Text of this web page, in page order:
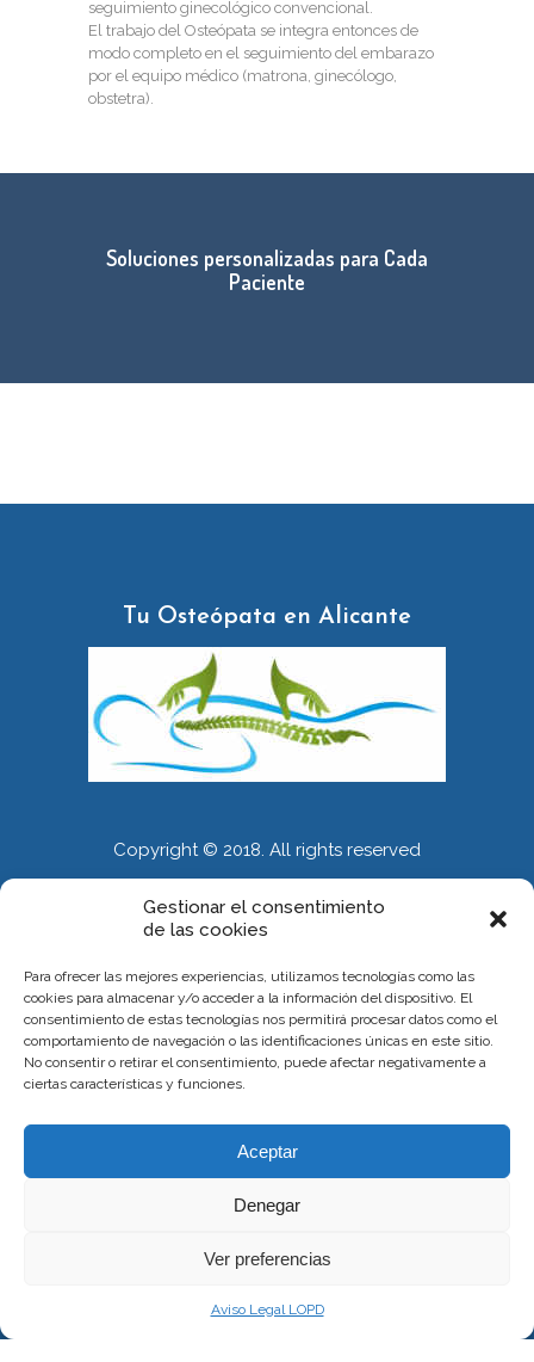
Gestionar el consentimiento
de las cookies
Para ofrecer las mejores experiencias, utilizamos tecnologías como las
cookies para almacenar y/o acceder a la información del dispositivo. El
consentimiento de estas tecnologías nos permitirá procesar datos como el
comportamiento de navegación o las identificaciones únicas en este sitio.
No consentir o retirar el consentimiento, puede afectar negativamente a
ciertas características y funciones.
Aceptar
Denegar
Ver preferencias
Aviso Legal LOPD
seguimiento ginecológico convencional.
El trabajo del Osteópata se integra entonces de
modo completo en el seguimiento del embarazo
por el equipo médico (matrona, ginecólogo,
obstetra).
Soluciones personalizadas para Cada
Paciente
Tu Osteópata en Alicante
Copyright © 2018. All rights reserved
INFORMACIÓN
Calle Alberola 51. Entresuelo. 03007 Alicante
Citas 667 375 119
carlososteopatia37@gmail.com
INFORMACIÓN
Política de Cookies